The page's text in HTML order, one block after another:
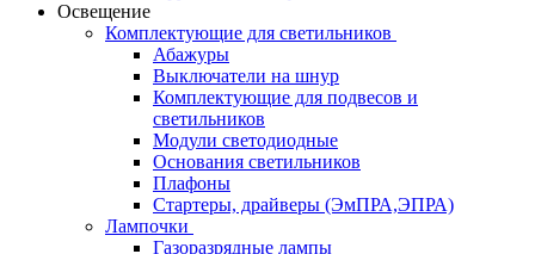
Освещение
Комплектующие для светильников
Абажуры
Выключатели на шнур
Комплектующие для подвесов и
светильников
Модули светодиодные
Основания светильников
Плафоны
Стартеры, драйверы (ЭмПРА,ЭПРА)
Лампочки
Газоразрядные лампы